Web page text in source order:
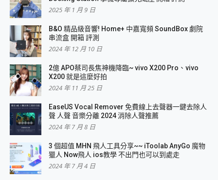
2025 年 1 月 9 日
B&O 精品級音響! Home+ 中嘉寬頻 SoundBox 劇院
串流盒 開箱 評測
2024 年 12 月 10 日
2億 APO蔡司長焦神機降臨~ vivo X200 Pro、vivo
X200 就是這麼好拍
2024 年 11 月 25 日
EaseUS Vocal Remover 免費線上去聲器一鍵去除人
聲 人聲 音樂分離 2024 消除人聲推薦
2024 年 7 月 8 日
3 個超值 MHN 飛人工具分享~~ iToolab AnyGo 魔物
獵人 Now飛人 ios教學 不出門也可以到處走
2024 年 7 月 4 日